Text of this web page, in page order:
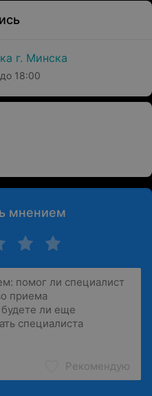
г. Минска
до 18:00
мнением
Рекомендую